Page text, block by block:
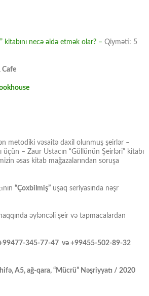
kitabını necə əldə etmək olar? – Qiyməti: 5
Cafe
metodiki vəsaitə daxil olunmuş şeirlər –
üçün – Zaur Ustacın “Güllünün Şeirləri” kitabı
əsas kitab mağazalarından soruşa
“Çoxbilmiş” uşaq seriyasında nəşr
əyləncəli şeir və tapmacalardan
345-77-47 və +99455-502-89-32
A5, ağ-qara, “Mücrü” Nəşriyyatı / 2020